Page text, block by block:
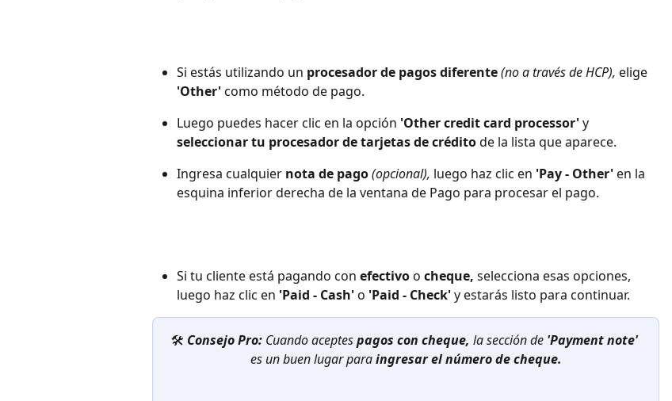
Si estás utilizando un procesador de pagos diferente(no a través de HCP), elige
'Other' como método de pago.
Luego puedes hacer clic en la opción 'Other credit card processor' y
seleccionar tu procesador de tarjetas de crédito de la lista que aparece.
Ingresa cualquier nota de pago(opcional), luego haz clic en 'Pay - Other' en la
esquina inferior derecha de la ventana de Pago para procesar el pago.
Si tu cliente está pagando con efectivo o cheque, selecciona esas opciones,
luego haz clic en 'Paid - Cash' o 'Paid - Check' y estarás listo para continuar.
🛠️ Consejo Pro: Cuando aceptes pagos con cheque, la sección de 'Payment note'
es un buen lugar para ingresar el número de cheque.